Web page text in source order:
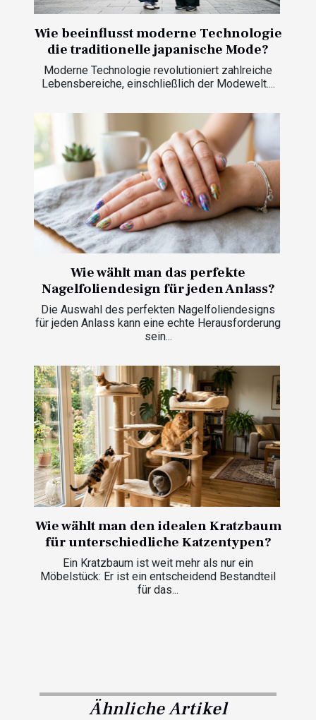
Wie beeinflusst moderne Technologie
die traditionelle japanische Mode?
Moderne Technologie revolutioniert zahlreiche
Lebensbereiche, einschließlich der Modewelt....
Wie wählt man das perfekte
Nagelfoliendesign für jeden Anlass?
Die Auswahl des perfekten Nagelfoliendesigns
für jeden Anlass kann eine echte Herausforderung
sein...
Wie wählt man den idealen Kratzbaum
für unterschiedliche Katzentypen?
Ein Kratzbaum ist weit mehr als nur ein
Möbelstück: Er ist ein entscheidend Bestandteil
für das...
Ähnliche Artikel